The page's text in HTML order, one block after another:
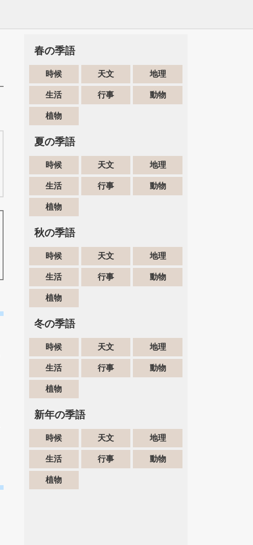
春の季語
時候 天文 地理
生活 行事 動物
植物
夏の季語
時候 天文 地理
生活 行事 動物
植物
秋の季語
時候 天文 地理
生活 行事 動物
植物
冬の季語
時候 天文 地理
生活 行事 動物
植物
新年の季語
時候 天文 地理
生活 行事 動物
植物